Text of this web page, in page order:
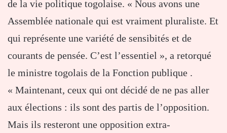
de la vie politique togolaise. « Nous avons une
Assemblée nationale qui est vraiment pluraliste. Et
qui représente une variété de sensibités et de
courants de pensée. C’est l’essentiel », a retorqué
le ministre togolais de la Fonction publique .
« Maintenant, ceux qui ont décidé de ne pas aller
aux élections : ils sont des partis de l’opposition.
Mais ils resteront une opposition extra-